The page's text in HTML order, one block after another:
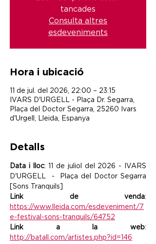
tancades
Consulta altres
esdeveniments
Hora i ubicació
11 de jul. del 2026, 22:00 – 23:15
IVARS D'URGELL - Plaça Dr. Segarra,
Plaça del Doctor Segarra, 25260 Ivars
d'Urgell, Lleida, Espanya
Detalls
Data i lloc: 11 de juliol del 2026 - IVARS
D'URGELL  -  Plaça del Doctor Segarra
[Sons Tranquils]
Link de venda
https://www.lleida.com/esdeveniment/7
e-festival-sons-tranquils/64752
Link a la web
http://batall.com/artistes.php?id=146